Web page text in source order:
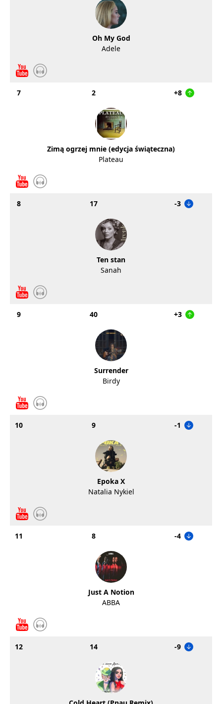
Oh My God
Adele
7 2 +8
Zimą ogrzej mnie (edycja świąteczna)
Plateau
8 17 -3
Ten stan
Sanah
9 40 +3
Surrender
Birdy
10 9 -1
Epoka X
Natalia Nykiel
11 8 -4
Just A Notion
ABBA
12 14 -9